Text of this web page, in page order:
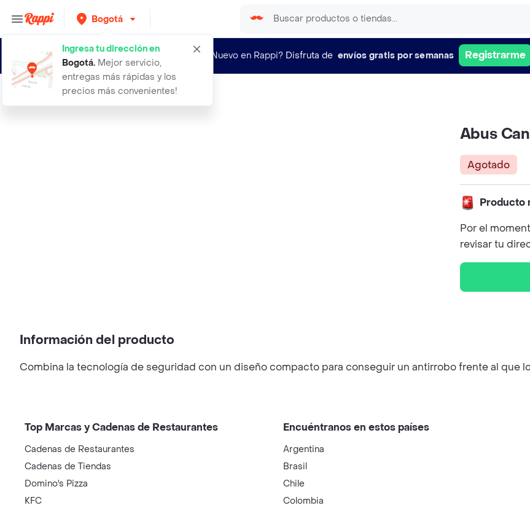
Bogotá
Ingresa tu dirección en
Bogotá. Mejor servicio,
entregas más rápidas y los
precios más convenientes!
¿Nuevo en Rappi? Disfruta de envíos gratis por semanas Registrarme
abus candado arco ultimate 420 rojo
Abus
Agotado
Producto
Por el
revisar tu
Información del producto
Combina la tecnología de seguridad con un diseño compacto para conseguir un antirrobo frente al que
Top Marcas y Cadenas de Restaurantes
Cadenas de Restaurantes
Cadenas de Tiendas
Domino's Pizza
KFC
Encuéntranos en estos países
Argentina
Brasil
Chile
Colombia